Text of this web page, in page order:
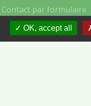
Contact par formulaire
OK, accept all